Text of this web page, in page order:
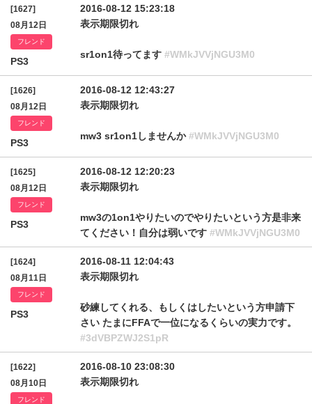
[1627]
08月12日
フレンド
PS3
2016-08-12 15:23:18
表示期限切れ
sr1on1待ってます #WMkJVVjNGU3M0
[1626]
08月12日
フレンド
PS3
2016-08-12 12:43:27
表示期限切れ
mw3 sr1on1しませんか#WMkJVVjNGU3M0
[1625]
08月12日
フレンド
PS3
2016-08-12 12:20:23
表示期限切れ
mw3の1on1やりたいのでやりたいという方是非来
てください！自分は弱いです #WMkJVVjNGU3M0
[1624]
08月11日
フレンド
PS3
2016-08-11 12:04:43
表示期限切れ
砂練してくれる、もしくはしたいという方申請下
さい たまにFFAで一位になるくらいの実力です。
#3dVBPZWJ2S1pR
[1622]
08月10日
フレンド
2016-08-10 23:08:30
表示期限切れ